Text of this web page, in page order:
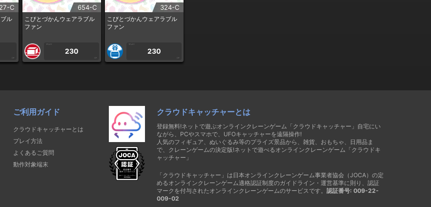
C
ル
CP
654-C
こびとづかんウェアラブル
ファン
1PLAY
230
CP
324-C
こびとづかんウェアラブル
ファン
1PLAY
230
CP
ご利用ガイド
クラウドキャッチャーとは
プレイ方法
よくあるご質問
動作対象端末
クラウドキャッチャーとは
登録無料!ネットで遊ぶオンラインクレーンゲーム「クラウドキャッチャー」自宅にい
ながら、PCやスマホで、UFOキャッチャーを遠隔操作!
人気のフィギュア、ぬいぐるみ等のプライズ景品から、雑貨、おもちゃ、日用品ま
で、クレーンゲームの決定版!ネットで遊べるオンラインクレーンゲーム「クラウドキ
ャッチャー」
「クラウドキャッチャー」は日本オンラインクレーンゲーム事業者協会（JOCA）の定
めるオンラインクレーンゲーム適格認証制度のガイドライン・運営基準に則り、認証
マークを付与されたオンラインクレーンゲームのサービスです。 認証番号: 009-22-
009-02